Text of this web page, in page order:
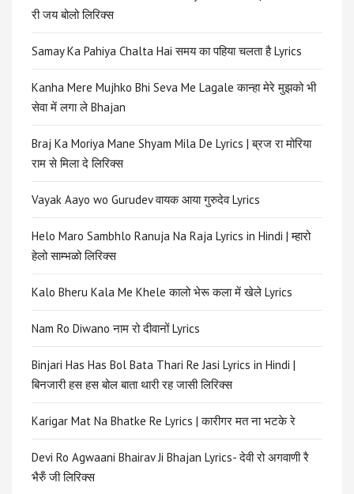
री जय बोलो लिरिक्स
Samay Ka Pahiya Chalta Hai समय का पहिया चलता है Lyrics
Kanha Mere Mujhko Bhi Seva Me Lagale कान्हा मेरे मुझको भी
सेवा में लगा ले Bhajan
Braj Ka Moriya Mane Shyam Mila De Lyrics | ब्रज रा मोरिया
राम से मिला दे लिरिक्स
Vayak Aayo wo Gurudev वायक आया गुरुदेव Lyrics
Helo Maro Sambhlo Ranuja Na Raja Lyrics in Hindi | म्हारो
हेलो साम्भळो लिरिक्स
Kalo Bheru Kala Me Khele कालो भेरू कला में खेले Lyrics
Nam Ro Diwano नाम रो दीवानों Lyrics
Binjari Has Has Bol Bata Thari Re Jasi Lyrics in Hindi |
बिनजारी हस हस बोल बाता थारी रह जासी लिरिक्स
Karigar Mat Na Bhatke Re Lyrics | कारीगर मत ना भटके रे
Devi Ro Agwaani Bhairav Ji Bhajan Lyrics- देवी रो अगवाणी रै
भैरुँ जी लिरिक्स